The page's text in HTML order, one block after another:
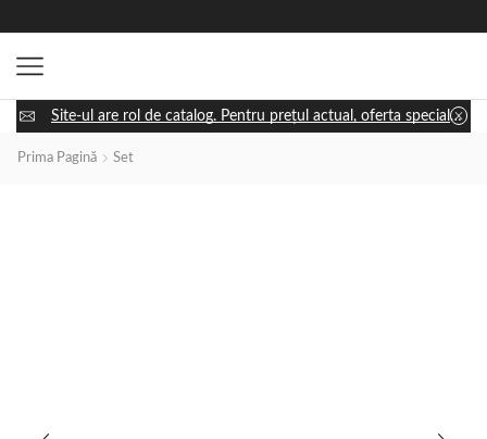
Site-ul are rol de catalog. Pentru prețul actual, oferta specială și disponibilitatea utilajului, apasă „Cere ofertă” și discută cu un consultant.
Prima Pagină Set